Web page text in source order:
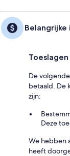
Toeslagen
De
betaald. De
zijn:
Deze
We hebben
heeft